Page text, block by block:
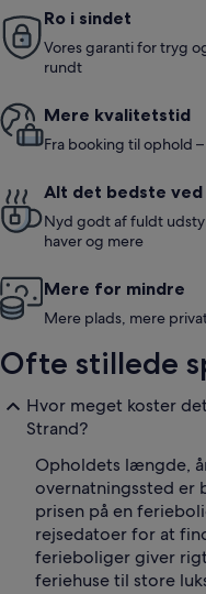
Ro i sindet
Vores garanti for tryg
rundt
Mere kvalitetstid
Fra booking til ophold
Alt det bedste ved
Nyd godt af fuldt
haver og mere
Mere for mindre
Mere plads, mere
Ofte stillede
Hvor meget koster
Strand?
Opholdets længde,
overnatningssted er
prisen på en
rejsedatoer for at
ferieboliger giver
feriehuse til store